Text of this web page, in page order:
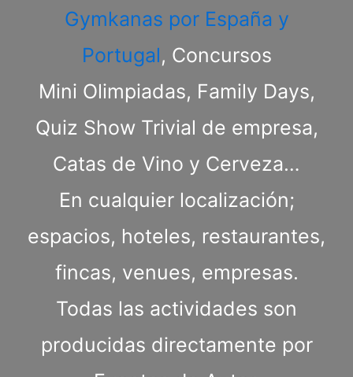
Gymkanas por España y
Portugal, Concursos
Mini Olimpiadas, Family Days,
Quiz Show Trivial de empresa,
Catas de Vino y Cerveza…
En cualquier localización;
espacios, hoteles, restaurantes,
fincas, venues, empresas.
Todas las actividades son
producidas directamente por